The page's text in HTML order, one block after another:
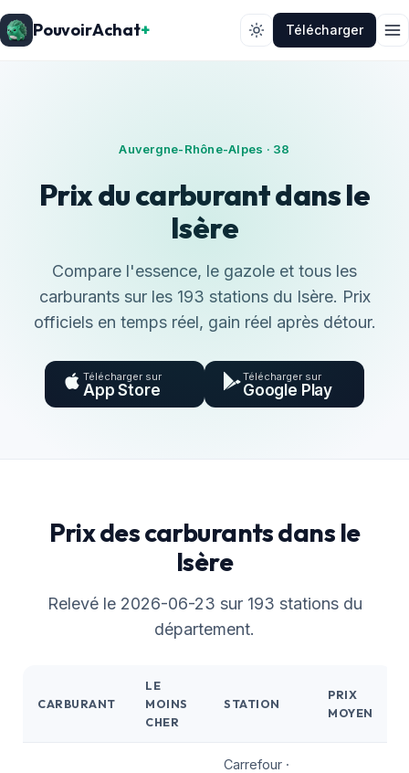
PouvoirAchat+ Télécharger
Auvergne-Rhône-Alpes · 38
Prix du carburant dans le
Isère
Compare l'essence, le gazole et tous les
carburants sur les 193 stations du Isère. Prix
officiels en temps réel, gain réel après détour.
Télécharger sur
App Store
Télécharger sur
Google Play
Prix des carburants dans le
Isère
Relevé le 2026-06-23 sur 193 stations du
département.
CARBURANT
LE
MOINS
CHER
STATION
PRIX
MOYEN
Carrefour ·